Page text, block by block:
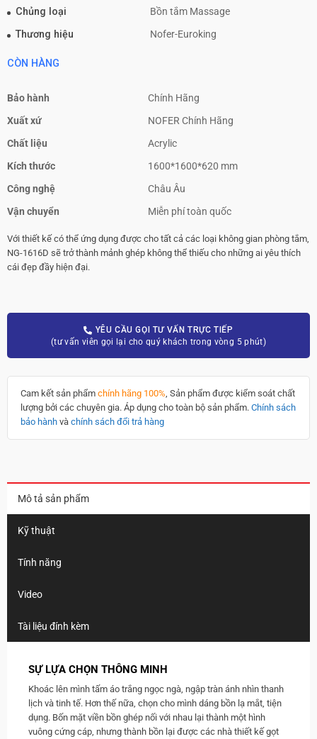
Chủng loại
Bồn tắm Massage
Thương hiệu
Nofer-Euroking
CÒN HÀNG
Bảo hành
Chính Hãng
Xuất xứ
NOFER Chính Hãng
Chất liệu
Acrylic
Kích thước
1600*1600*620 mm
Công nghệ
Châu Âu
Vận chuyển
Miễn phí toàn quốc
Với thiết kế có thể ứng dụng được cho tất cả các loại không gian phòng tắm,
NG-1616D sẽ trở thành mảnh ghép không thể thiếu cho những ai yêu thích
cái đẹp đầy hiện đại.
YÊU CẦU GỌI TƯ VẤN TRỰC TIẾP
(tư vấn viên gọi lại cho quý khách trong vòng 5 phút)
Cam kết sản phẩm chính hãng 100%, Sản phẩm được kiểm soát chất
lượng bởi các chuyên gia. Áp dụng cho toàn bộ sản phẩm. Chính sách
bảo hành và chính sách đổi trả hàng
Mô tả sản phẩm
Kỹ thuật
Tính năng
Video
Tài liệu đính kèm
SỰ LỰA CHỌN THÔNG MINH
Khoác lên mình tấm áo trắng ngọc ngà, ngập tràn ánh nhìn thanh
lịch và tinh tế. Hơn thế nữa, chọn cho mình dáng bồn lạ mắt, tiện
dụng. Bốn mặt viền bồn ghép nối với nhau lại thành một hình
vuông cứng cáp, nhưng thành bồn lại được các nhà thiết kế gọt